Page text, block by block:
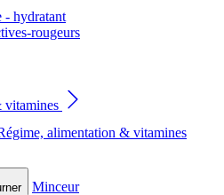
- hydratant
rougeurs
vitamines
alimentation & vitamines
Minceur